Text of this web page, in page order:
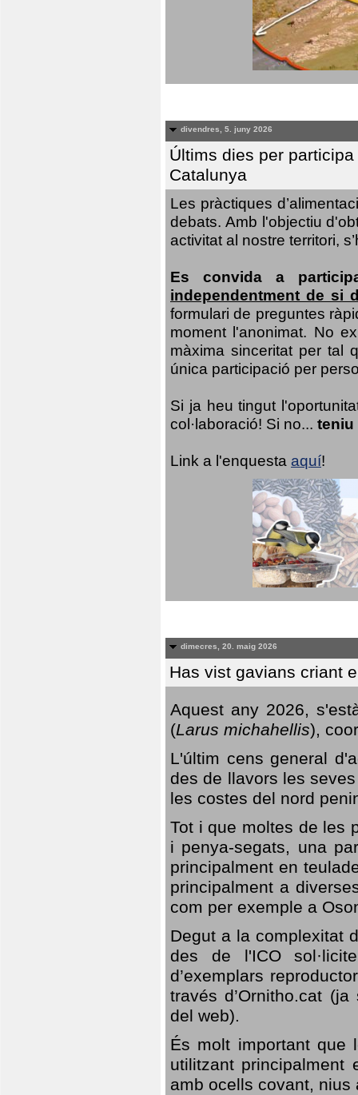
divendres, 5. juny 2026
Últims dies per
Catalunya
Les pràctiques
debats. Amb l'objectiu
activitat al nostre territori,
Es convida a
independentment de si
formulari de preguntes
moment l'anonimat. No
màxima sinceritat per tal
única participació per
Si ja heu tingut
col·laboració! Si no... teniu
Link a l'enquesta aquí!
dimecres, 20. maig 2026
Has vist gavians criant
Aquest any 2026,
(Larus michahellis),
L'últim cens general
des de llavors les
les costes del nord
Tot i que moltes de les
i penya-segats, una
principalment en
principalment a
com per exemple a
Degut a la complexitat
des de l'ICO
d’exemplars
través d’Ornitho.cat
del web).
És molt important que
utilitzant
amb ocells covant,